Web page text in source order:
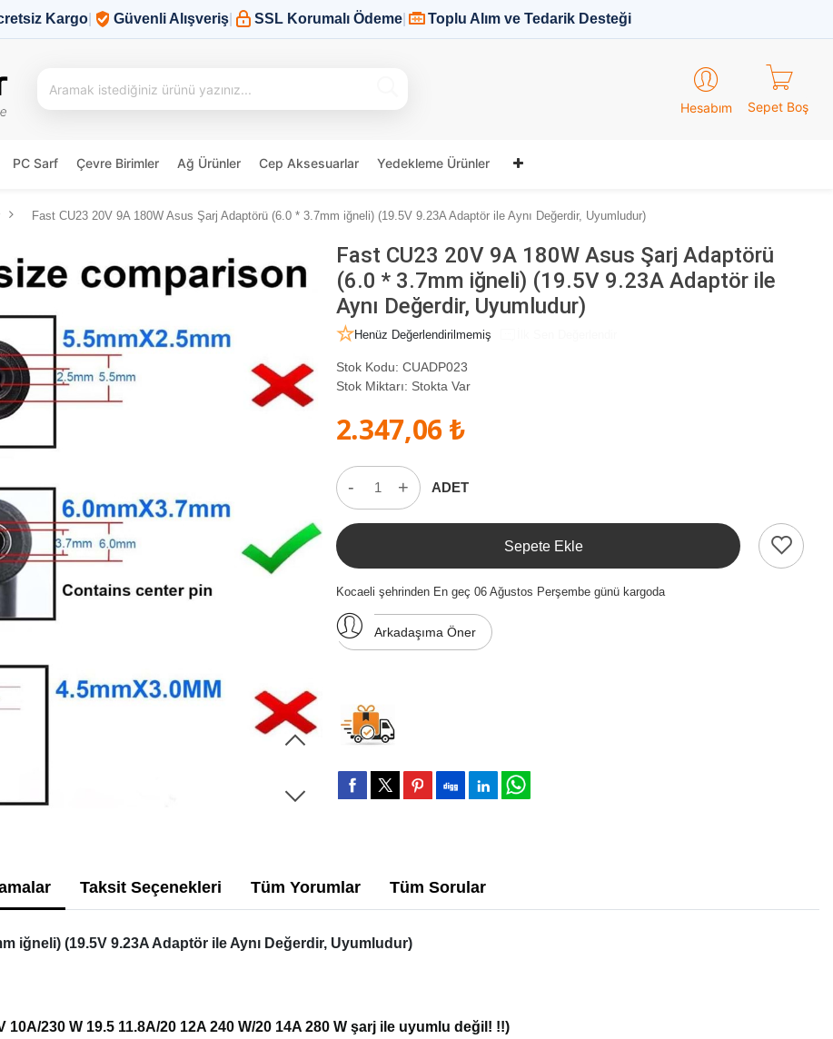
Kargo Güvenli Alışveriş SSL Korumalı Ödeme Toplu Alım ve Tedarik Desteği
Hesabım Sepet Boş
PC Sarf Çevre Birimler Ağ Ürünler Cep Aksesuarlar Yedekleme Ürünler
Fast CU23 20V 9A 180W Asus Şarj Adaptörü (6.0 * 3.7mm iğneli) (19.5V 9.23A Adaptör ile Aynı Değerdir, Uyumludur)
Fast CU23 20V 9A 180W Asus Şarj Adaptörü
(6.0 * 3.7mm iğneli) (19.5V 9.23A Adaptör ile
Aynı Değerdir, Uyumludur)
Henüz Değerlendirilmemiş
Stok Kodu: CUADP023
Stok Miktarı: Stokta Var
2.347,06 ₺
- + ADET
Sepete Ekle
Kocaeli şehrinden En geç 06 Ağustos Perşembe günü kargoda
Arkadaşıma Öner
Taksit Seçenekleri Tüm Yorumlar Tüm Sorular
iğneli) (19.5V 9.23A Adaptör ile Aynı Değerdir, Uyumludur)
10A/230 W 19.5 11.8A/20 12A 240 W/20 14A 280 W şarj ile uyumlu değil! !!)